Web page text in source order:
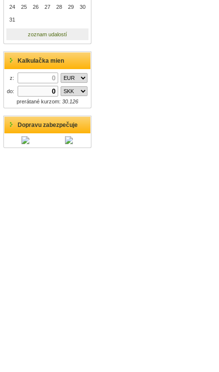
24 25 26 27 28 29 30
31
zoznam udalostí
Kalkulačka mien
z:
do:
prerátané kurzom: 30.126
Dopravu zabezpečuje